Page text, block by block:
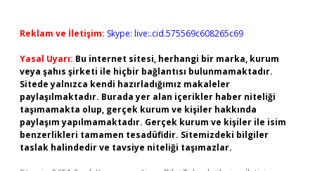
Reklam ve İletişim: Skype: live:.cid.575569c608265c69
Yasal Uyarı: Bu internet sitesi, herhangi bir marka, kurum
veya şahıs şirketi ile hiçbir bağlantısı bulunmamaktadır.
Sitede yalnızca kendi hazırladığımız makaleler
paylaşılmaktadır. Burada yer alan içerikler haber niteliği
taşımamakta olup, gerçek kurum ve kişiler hakkında
paylaşım yapılmamaktadır. Gerçek kurum ve kişiler ile isim
benzerlikleri tamamen tesadüfidir. Sitemizdeki bilgiler
taslak halindedir ve tavsiye niteliği taşımazlar.